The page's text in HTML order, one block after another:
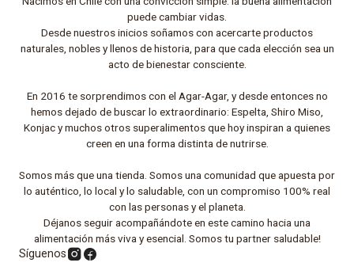
puede cambiar vidas.
Desde nuestros inicios soñamos con acercarte productos
naturales, nobles y llenos de historia, para que cada elección sea un
acto de bienestar consciente.
En 2016 te sorprendimos con el Agar-Agar, y desde entonces no
hemos dejado de buscar lo extraordinario: Espelta, Shiro Miso,
Konjac y muchos otros superalimentos que hoy inspiran a quienes
creen en una forma distinta de nutrirse.
Somos más que una tienda. Somos una comunidad que apuesta por
lo auténtico, lo local y lo saludable, con un compromiso 100% real
con las personas y el planeta.
Déjanos seguir acompañándote en este camino hacia una
alimentación más viva y esencial. Somos tu partner saludable!
Síguenos